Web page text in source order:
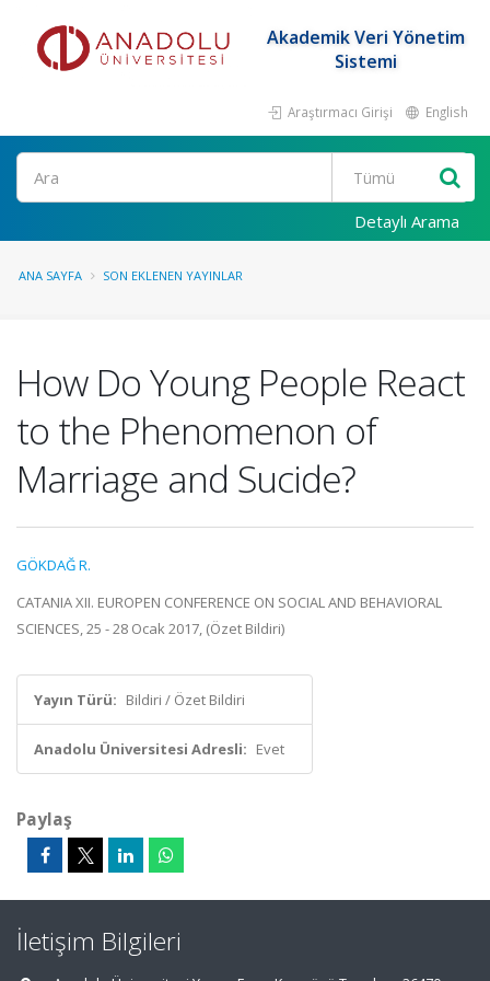
Akademik Veri Yönetim
Sistemi
Araştırmacı Girişi English
Ara
Detaylı Arama
ANA SAYFA SON EKLENEN YAYINLAR
How Do Young People React
to the Phenomenon of
Marriage and Sucide?
GÖKDAĞ R.
CATANIA XII. EUROPEN CONFERENCE ON SOCIAL AND BEHAVIORAL
SCIENCES, 25 - 28 Ocak 2017, (Özet Bildiri)
Yayın Türü: Bildiri / Özet Bildiri
Anadolu Üniversitesi Adresli: Evet
Paylaş
İletişim Bilgileri